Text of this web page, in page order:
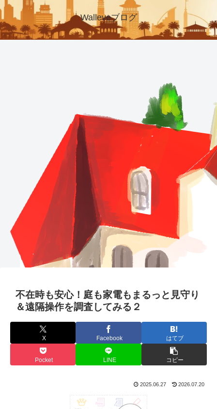
Walleveブログ
不在時も安心！庭も家電もまるっと見守り
＆遠隔操作を調査してみる２
X Facebook はてブ
Pocket LINE コピー
2025.06.27 2026.07.20